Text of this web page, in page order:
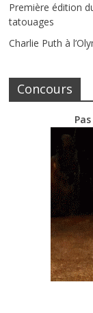
Première édition
tatouages
Charlie Puth à
Concours